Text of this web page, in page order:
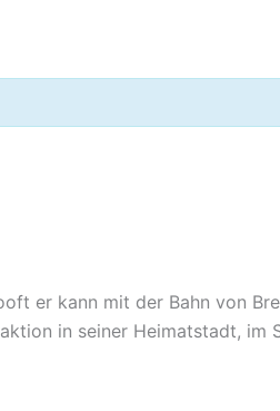
er kann mit der Bahn von
in seiner Heimatstadt, im